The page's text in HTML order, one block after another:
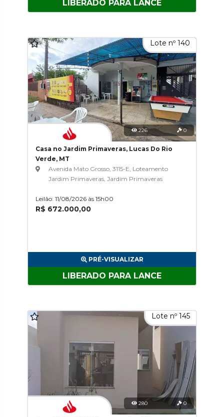
LIBERADO PARA LANCE
Lote nº 140
226 0
Casa no Jardim Primaveras, Lucas Do Rio
Verde, MT
Avenida Mato Grosso, 3115-E, Loteamento
Jardim Primaveras, Jardim Primaveras
Leilão: 11/08/2026 às 15h00
R$ 672.000,00
PRÉ-VISUALIZAR
LIBERADO PARA LANCE
Lote nº 145
280 0